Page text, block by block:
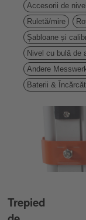
Accesorii de
Ruletă/mire
Șabloane și
Nivel cu bulă de
Andere
Baterii &
Trepied